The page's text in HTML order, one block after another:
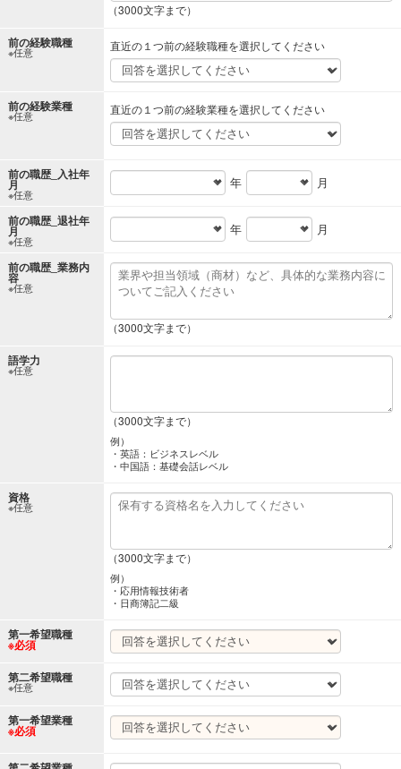
（3000文字まで）
前の経験職種
※任意 直近の１つ前の経験職種を選択してください
前の経験業種
※任意 直近の１つ前の経験業種を選択してください
前の職歴_入社年
月
※任意
年 月
前の職歴_退社年
月
※任意
年 月
前の職歴_業務内
容
※任意
（3000文字まで）
語学力
※任意
（3000文字まで）
例）
・英語：ビジネスレベル
・中国語：基礎会話レベル
資格
※任意
（3000文字まで）
例）
・応用情報技術者
・日商簿記二級
第一希望職種
※必須
第二希望職種
※任意
第一希望業種
※必須